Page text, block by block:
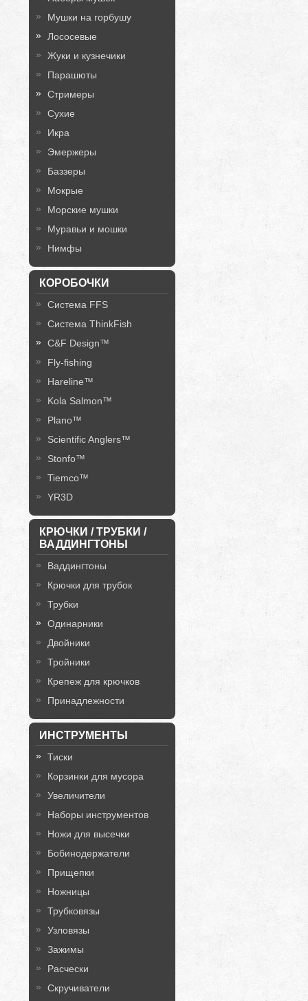
Мушки на горбушу
Лососевые
Жуки и кузнечики
Парашюты
Стримеры
Сухие
Икра
Эмержеры
Баззеры
Мокрые
Морские мушки
Муравьи и мошки
Нимфы
КОРОБОЧКИ
Система FFS
Система ThinkFish
C&F Design™
Fly-fishing
Hareline™
Kola Salmon™
Plano™
Scientific Anglers™
Stonfo™
Tiemco™
YR3D
КРЮЧКИ / ТРУБКИ /
ВАДДИНГТОНЫ
Ваддингтоны
Крючки для трубок
Трубки
Одинарники
Двойники
Тройники
Крепеж для крючков
Принадлежности
ИНСТРУМЕНТЫ
Тиски
Корзинки для мусора
Увеличители
Наборы инструментов
Ножи для высечки
Бобинодержатели
Прищепки
Ножницы
Трубковязы
Узловязы
Зажимы
Расчески
Скручиватели